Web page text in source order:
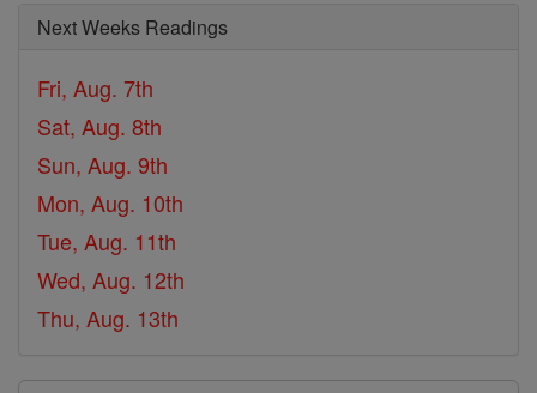
Next Weeks Readings
Fri, Aug. 7th
Sat, Aug. 8th
Sun, Aug. 9th
Mon, Aug. 10th
Tue, Aug. 11th
Wed, Aug. 12th
Thu, Aug. 13th